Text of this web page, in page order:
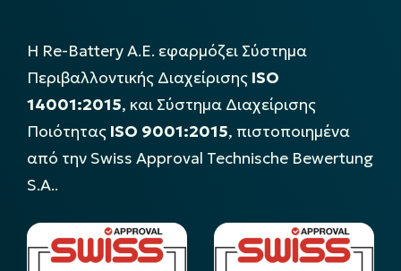
Η Re-Battery Α.Ε. εφαρμόζει Σύστημα
Περιβαλλοντικής Διαχείρισης ISO
14001:2015, και Σύστημα Διαχείρισης
Ποιότητας ISO 9001:2015, πιστοποιημένα
από την Swiss Approval Technische Bewertung
S.A..